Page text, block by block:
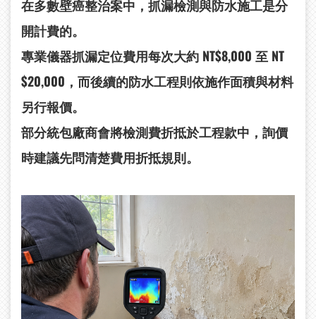
在多數壁癌整治案中，抓漏檢測與防水施工是分
開計費的。
專業儀器抓漏定位費用每次大約 NT$8,000 至 NT
$20,000，而後續的防水工程則依施作面積與材料
另行報價。
部分統包廠商會將檢測費折抵於工程款中，詢價
時建議先問清楚費用折抵規則。